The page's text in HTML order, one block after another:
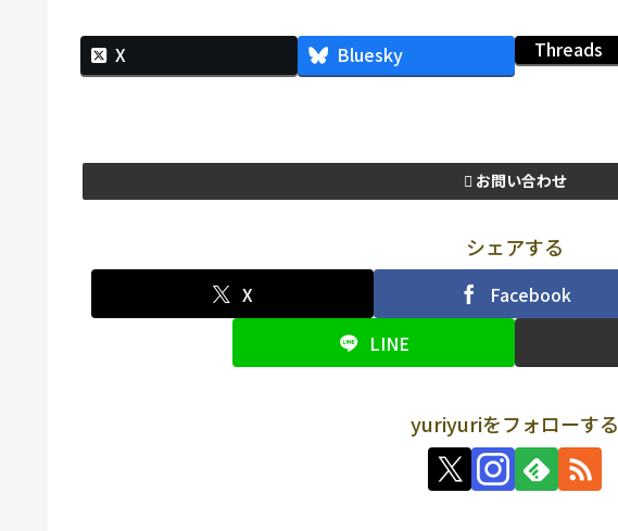
X Bluesky Threads
お問い合わせ
シェアする
X Facebook
LINE
yuriyuriをフォローする